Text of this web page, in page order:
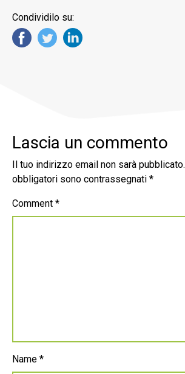
Condividilo su:
Lascia un commento
Il tuo indirizzo email non sarà pubblicato.
obbligatori sono contrassegnati *
Comment *
Name *